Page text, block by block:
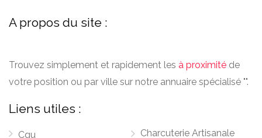
A propos du site :
Trouvez simplement et rapidement les à proximité de
votre position ou par ville sur notre annuaire spécialisé "".
Liens utiles :
Cgu
Charcuterie Artisanale